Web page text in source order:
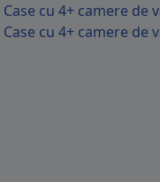
Case cu 4+ camere de
Case cu 4+ camere de